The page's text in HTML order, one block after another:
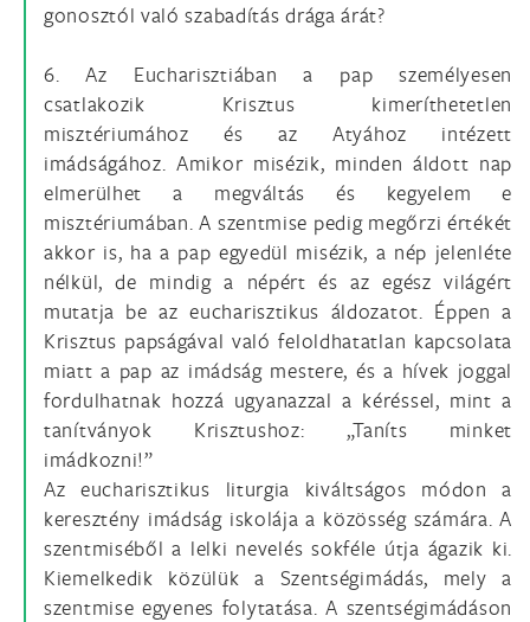
gonosztól való szabadítás drága árát?
6. Az Eucharisztiában a pap személyesen
csatlakozik Krisztus kimeríthetetlen
misztériumához és az Atyához intézett
imádságához. Amikor misézik, minden áldott nap
elmerülhet a megváltás és kegyelem e
misztériumában. A szentmise pedig megőrzi értékét
akkor is, ha a pap egyedül misézik, a nép jelenléte
nélkül, de mindig a népért és az egész világért
mutatja be az eucharisztikus áldozatot. Éppen a
Krisztus papságával való feloldhatatlan kapcsolata
miatt a pap az imádság mestere, és a hívek joggal
fordulhatnak hozzá ugyanazzal a kéréssel, mint a
tanítványok Krisztushoz: „Taníts minket
imádkozni!”
Az eucharisztikus liturgia kiváltságos módon a
keresztény imádság iskolája a közösség számára. A
szentmiséből a lelki nevelés sokféle útja ágazik ki.
Kiemelkedik közülük a Szentségimádás, mely a
szentmise egyenes folytatása. A szentségimádáson